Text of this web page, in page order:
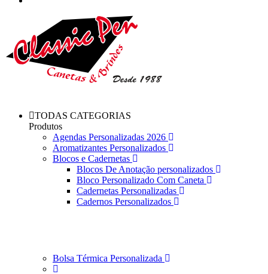
TODAS CATEGORIAS
Produtos
Agendas Personalizadas 2026
Aromatizantes Personalizados
Blocos e Cadernetas
Blocos De Anotação personalizados
Bloco Personalizado Com Caneta
Cadernetas Personalizadas
Cadernos Personalizados
Bolsa Térmica Personalizada